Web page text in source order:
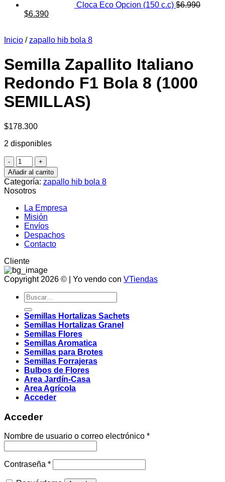
Cloca Eco Opcion (150 c.c) $6.990
El
era:
$6.390El
es:
Inicio / zapallo hib bola 8
Semilla Zapallito Italiano
Redondo F1 Bola 8 (1000
SEMILLAS)
$178.300
2 disponibles
Semilla
Zapallito
Italiano
Redondo
F1
Bola
8
(1000
SEMILLAS)
cantidad
Añadir al carrito
Categoría: zapallo hib bola 8
Nosotros
La Empresa
Misión
Envíos
Despachos
Contacto
Cliente
Copyright 2026 © | Yo vendo con VTiendas
Buscar
por:
Semillas Hortalizas Sachets
Semillas Hortalizas Granel
Semillas Flores
Semillas Aromatica
Semillas para Brotes
Semillas Forrajeras
Bulbos de Flores
Area Jardín-Casa
Area Agrícola
Acceder
Acceder
Nombre de usuario o correo electrónico *Obligatorio
Contraseña *Obligatorio